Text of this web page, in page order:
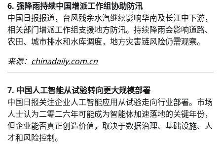
6. 强降雨持续中国增派工作组协助防汛
中国日报报道，台风残余水汽继续影响华南及长江中下游，
相关部门增派工作组支援地方防汛。持续降雨会影响道路、
农田、城市排水和水库调度，地方灾害链风险仍需观察。
来源： chinadaily.com.cn
7. 中国人工智能从试验转向更大规模部署
中国日报关注企业人工智能应用从试验走向行业部署。市场
人士认为二零二六年可能成为智能体加速落地的关键年份，
但企业能否真正创造价值，取决于数据治理、基础设施、人
才和风险控制。